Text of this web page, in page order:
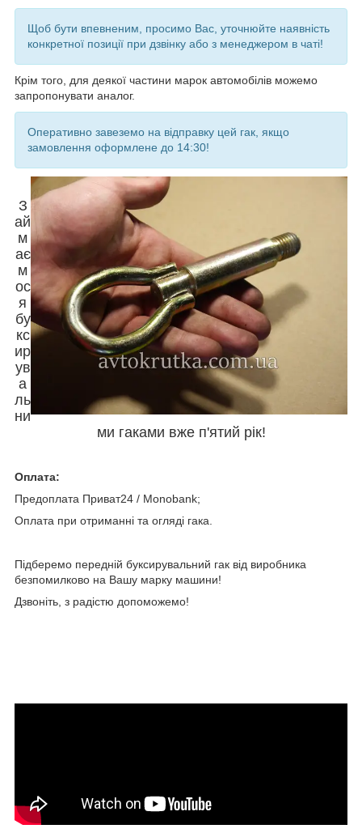
Щоб бути впевненим, просимо Вас, уточнюйте наявність
конкретної позиції при дзвінку або з менеджером в чаті!
Крім того, для деякої частини марок автомобілів можемо
запропонувати аналог.
Оперативно завеземо на відправку цей гак, якщо
замовлення оформлене до 14:30!
З
ай
м
ає
м
ос
я
бу
кс
ир
ув
а
ль
ни
ми гаками вже п'ятий рік!
Оплата:
Предоплата Приват24 / Мonobank;
Оплата при отриманні та огляді гака.
Підберемо передній буксирувальний гак від виробника
безпомилково на Вашу марку машини!
Дзвоніть, з радістю допоможемо!